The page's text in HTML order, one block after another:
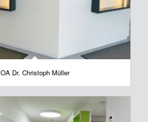
OA Dr. Christoph Müller